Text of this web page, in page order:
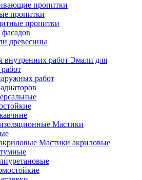
пропитки
пропитки
пропитки
древесины
Эмали для
работ
Мастики
Мастики акриловые